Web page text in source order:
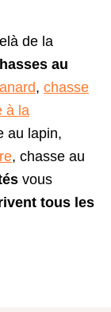
de la
au
, chasse
à la
au lapin,
, chasse au
vous
tous les